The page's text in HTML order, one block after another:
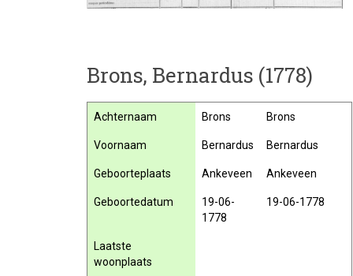
Brons, Bernardus (1778)
Achternaam Brons Brons
Voornaam Bernardus Bernardus
Geboorteplaats Ankeveen Ankeveen
Geboortedatum
19-06-
1778
19-06-1778
Laatste
woonplaats